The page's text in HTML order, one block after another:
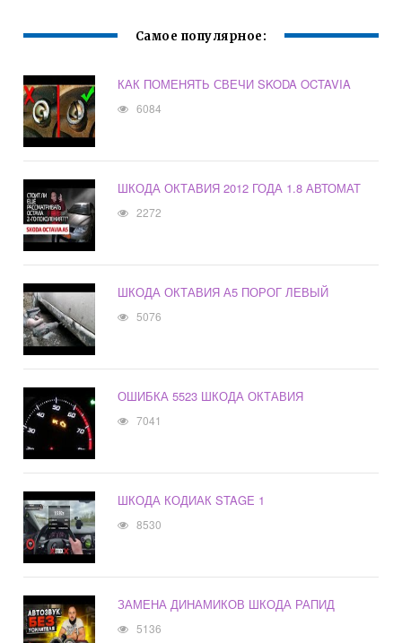
Самое популярное:
КАК ПОМЕНЯТЬ СВЕЧИ SKODA OCTAVIA
6084
ШКОДА ОКТАВИЯ 2012 ГОДА 1.8 АВТОМАТ
2272
ШКОДА ОКТАВИЯ А5 ПОРОГ ЛЕВЫЙ
5076
ОШИБКА 5523 ШКОДА ОКТАВИЯ
7041
ШКОДА КОДИАК STAGE 1
8530
ЗАМЕНА ДИНАМИКОВ ШКОДА РАПИД
5136